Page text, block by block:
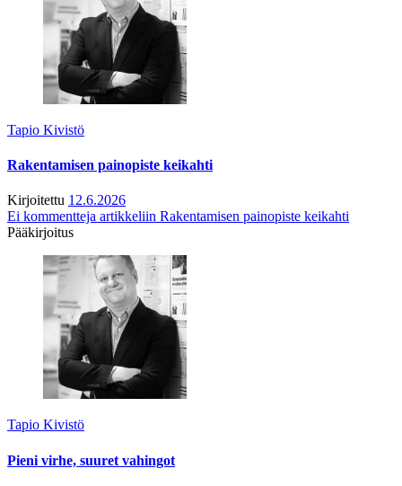
Tapio Kivistö
Rakentamisen painopiste keikahti
Kirjoitettu 12.6.2026
Ei kommentteja artikkeliin Rakentamisen painopiste keikahti
Pääkirjoitus
Tapio Kivistö
Pieni virhe, suuret vahingot